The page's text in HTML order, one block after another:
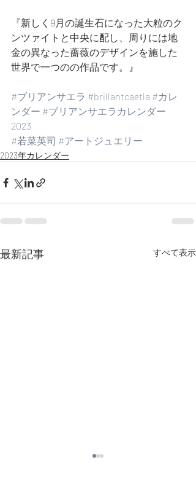
『新しく9月の誕生石になった大粒のク
ンツァイトと中央に配し、周りには地
金の異なった薔薇のデザインを施した
世界で一つのの作品です。』
#ブリアンサエラ #brillantcaetla #カレ
ンダー #ブリアンサエラカレンダー
2023
#若菜英司 #アートジュエリー
2023年カレンダー
最新記事 すべて表示